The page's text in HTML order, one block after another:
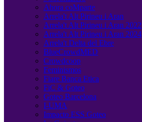
Ahora coMparte
Arrela't Alt Pirineu i Aran
Arrela't Alt Pirineu i Aran 2022
Arrela't Alt Pirineu i Aran 2024
Arrela't Delta del Ebre
BlueCrowdMED
Crowdcoop
Feminismos
Fiare Banca Etica
FiC & Goteo
Goteo Barcelona
I-UMA
Impacto ESS Goteo